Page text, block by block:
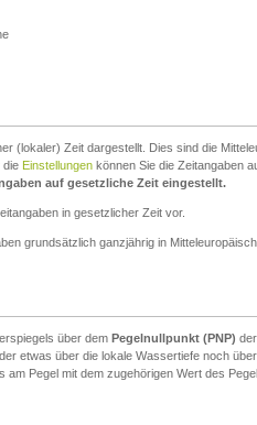
(lokaler) Zeit dargestellt. Dies sind die
die Einstellungen können Sie die Zeitangaben
auf gesetzliche Zeit eingestellt.
in gesetzlicher Zeit vor.
grundsätzlich ganzjährig in
über dem Pegelnullpunkt (PNP)
etwas über die lokale Wassertiefe noch
Pegel mit dem zugehörigen Wert des